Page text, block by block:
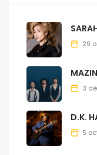
29
3
D.K.
5